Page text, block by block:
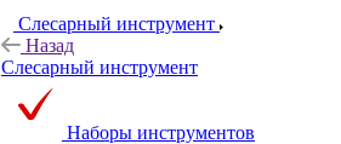
Слесарный инструмент
Назад
Слесарный инструмент
Наборы инструментов